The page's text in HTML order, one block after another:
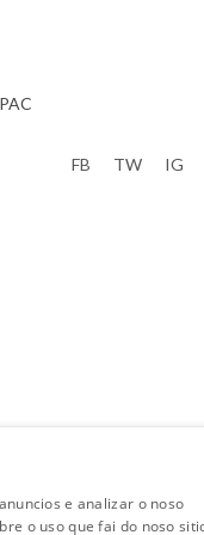
FB TW IG
e analizar o noso
o uso que fai do noso